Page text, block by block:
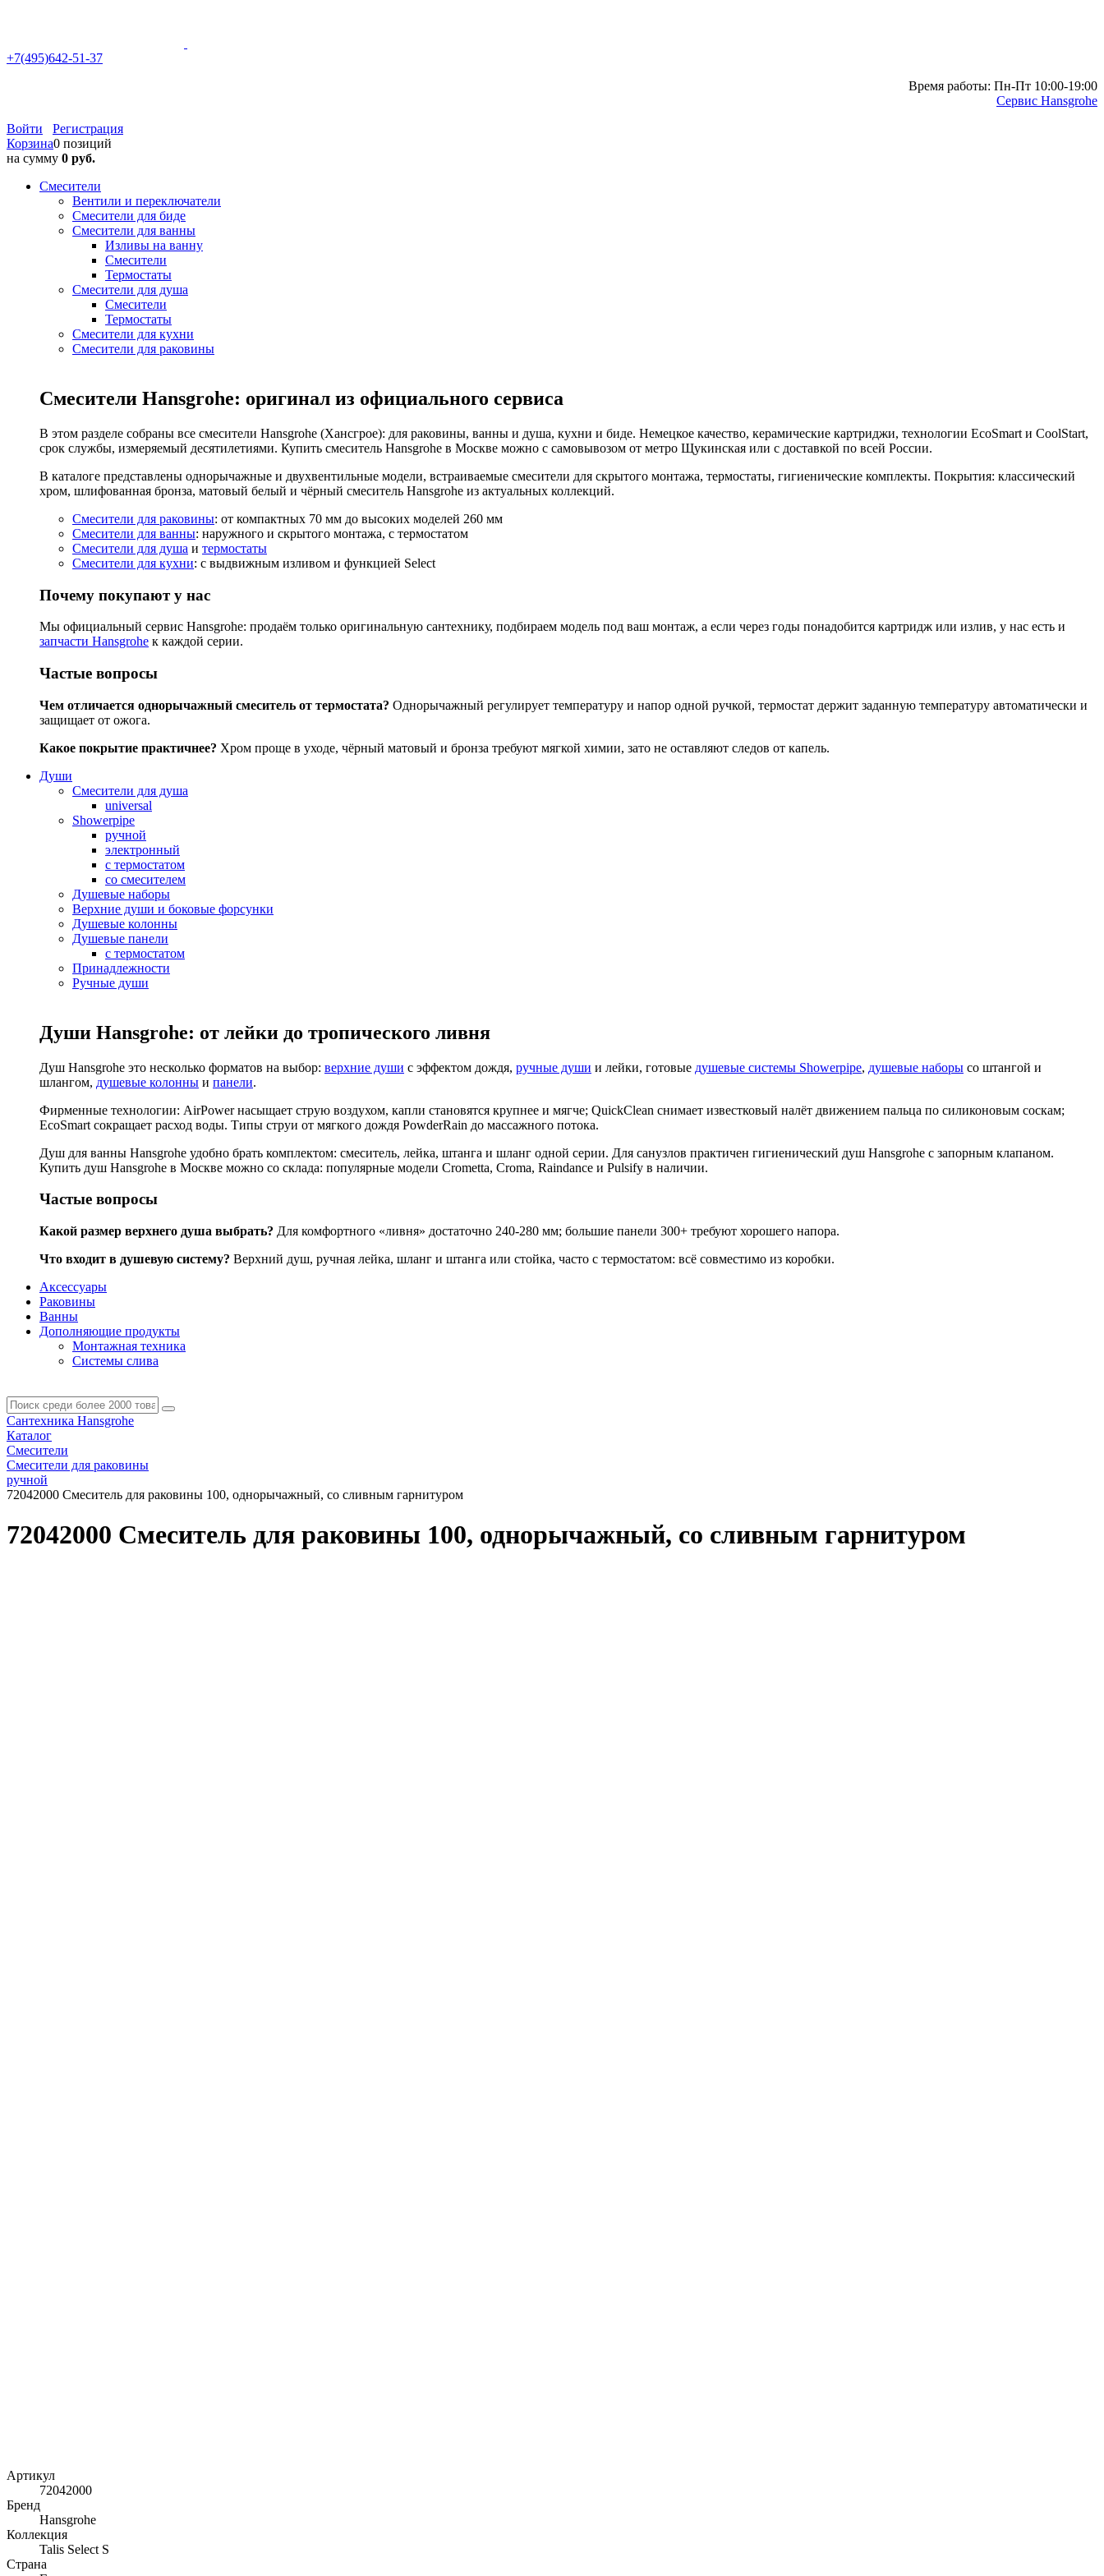
+7(495)642-51-37
Время работы: Пн-Пт 10:00-19:00
Сервис Hansgrohe
Войти
Регистрация
Корзина0 позиций
на сумму 0 руб.
Смесители
Вентили и переключатели
Смесители для биде
Смесители для ванны
Изливы на ванну
Смесители
Термостаты
Смесители для душа
Смесители
Термостаты
Смесители для кухни
Смесители для раковины
Смесители Hansgrohe: оригинал из официального сервиса
В этом разделе собраны все смесители Hansgrohe (Хансгрое): для раковины, ванны и душа, кухни и биде. Немецкое качество, керамические картриджи, технологии EcoSmart и CoolStart,
срок службы, измеряемый десятилетиями. Купить смеситель Hansgrohe в Москве можно с самовывозом от метро Щукинская или с доставкой по всей России.
В каталоге представлены однорычажные и двухвентильные модели, встраиваемые смесители для скрытого монтажа, термостаты, гигиенические комплекты. Покрытия: классический
хром, шлифованная бронза, матовый белый и чёрный смеситель Hansgrohe из актуальных коллекций.
Смесители для раковины: от компактных 70 мм до высоких моделей 260 мм
Смесители для ванны: наружного и скрытого монтажа, с термостатом
Смесители для душа и термостаты
Смесители для кухни: с выдвижным изливом и функцией Select
Почему покупают у нас
Мы официальный сервис Hansgrohe: продаём только оригинальную сантехнику, подбираем модель под ваш монтаж, а если через годы понадобится картридж или излив, у нас есть и
запчасти Hansgrohe к каждой серии.
Частые вопросы
Чем отличается однорычажный смеситель от термостата? Однорычажный регулирует температуру и напор одной ручкой, термостат держит заданную температуру автоматически и
защищает от ожога.
Какое покрытие практичнее? Хром проще в уходе, чёрный матовый и бронза требуют мягкой химии, зато не оставляют следов от капель.
Души
Смесители для душа
universal
Showerpipe
ручной
электронный
с термостатом
со смесителем
Душевые наборы
Верхние души и боковые форсунки
Душевые колонны
Душевые панели
с термостатом
Принадлежности
Ручные души
Души Hansgrohe: от лейки до тропического ливня
Душ Hansgrohe это несколько форматов на выбор: верхние души с эффектом дождя, ручные души и лейки, готовые душевые системы Showerpipe, душевые наборы со штангой и
шлангом, душевые колонны и панели.
Фирменные технологии: AirPower насыщает струю воздухом, капли становятся крупнее и мягче; QuickClean снимает известковый налёт движением пальца по силиконовым соскам;
EcoSmart сокращает расход воды. Типы струи от мягкого дождя PowderRain до массажного потока.
Душ для ванны Hansgrohe удобно брать комплектом: смеситель, лейка, штанга и шланг одной серии. Для санузлов практичен гигиенический душ Hansgrohe с запорным клапаном.
Купить душ Hansgrohe в Москве можно со склада: популярные модели Crometta, Croma, Raindance и Pulsify в наличии.
Частые вопросы
Какой размер верхнего душа выбрать? Для комфортного «ливня» достаточно 240-280 мм; большие панели 300+ требуют хорошего напора.
Что входит в душевую систему? Верхний душ, ручная лейка, шланг и штанга или стойка, часто с термостатом: всё совместимо из коробки.
Аксессуары
Раковины
Ванны
Дополняющие продукты
Монтажная техника
Системы слива
Сантехника Hansgrohe
Каталог
Смесители
Смесители для раковины
ручной
72042000 Смеситель для раковины 100, однорычажный, со сливным гарнитуром
72042000 Смеситель для раковины 100, однорычажный, со сливным гарнитуром
Артикул
72042000
Бренд
Hansgrohe
Коллекция
Talis Select S
Страна